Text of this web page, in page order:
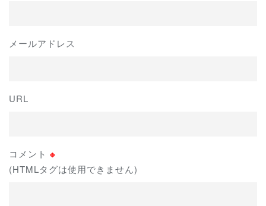
メールアドレス
URL
コメント ※
(HTMLタグは使用できません)